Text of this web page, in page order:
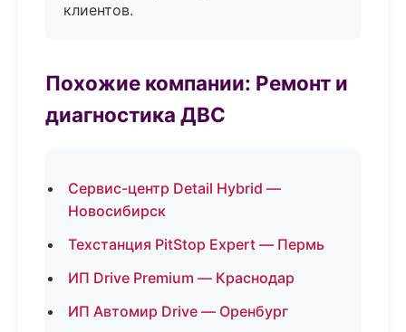
клиентов.
Похожие компании: Ремонт и
диагностика ДВС
Сервис-центр Detail Hybrid —
Новосибирск
Техстанция PitStop Expert — Пермь
ИП Drive Premium — Краснодар
ИП Автомир Drive — Оренбург